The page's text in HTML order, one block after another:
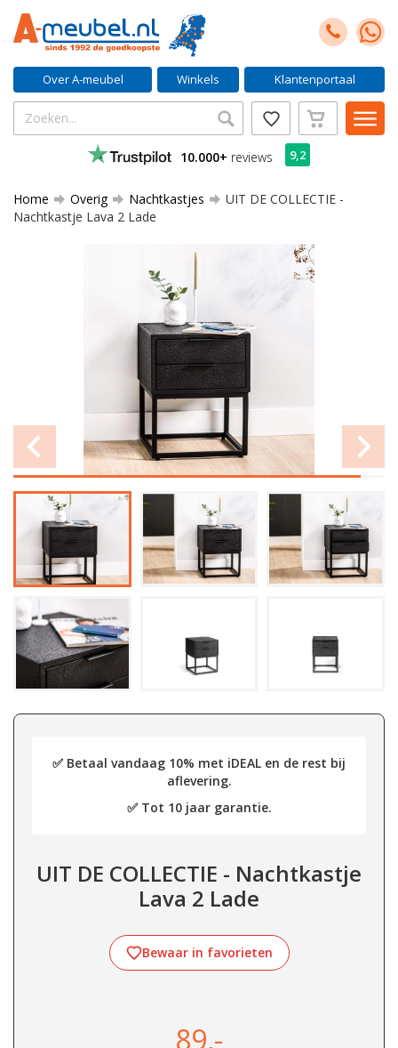
Over A-meubel Winkels Klantenportaal
10.000+ reviews 9,2
Home Overig Nachtkastjes
UIT DE COLLECTIE -
Nachtkastje Lava 2 Lade
✅ Betaal vandaag 10% met iDEAL en de rest bij
aflevering.
✅ Tot 10 jaar garantie.
UIT DE COLLECTIE - Nachtkastje
Lava 2 Lade
Bewaar in favorieten
89,-